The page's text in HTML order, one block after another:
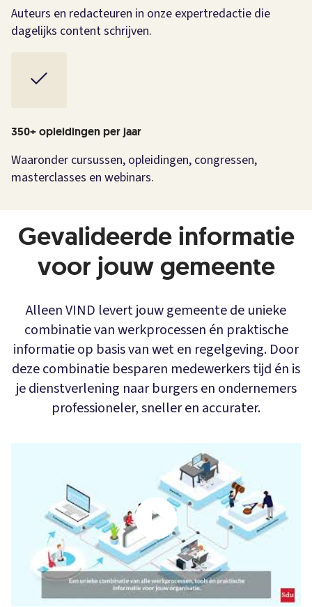
Auteurs en redacteuren in onze expertredactie die
dagelijks content schrijven.
350+ opleidingen per jaar
Waaronder cursussen, opleidingen, congressen,
masterclasses en webinars.
Gevalideerde informatie
voor jouw gemeente
Alleen VIND levert jouw gemeente de unieke
combinatie van werkprocessen én praktische
informatie op basis van wet en regelgeving. Door
deze combinatie besparen medewerkers tijd én is
je dienstverlening naar burgers en ondernemers
professioneler, sneller en accurater.